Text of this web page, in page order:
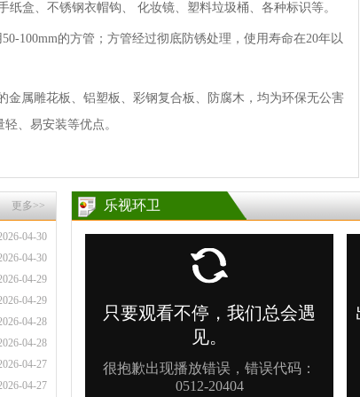
纸盒、不锈钢衣帽钩、 化妆镜、塑料垃圾桶、各种标识等。
100mm的方管；方管经过彻底防锈处理，使用寿命在20年以
金属雕花板、铝塑板、彩钢复合板、防腐木，均为环保无公害
、易安装等优点。
更多>>
04-30
04-30
04-29
04-29
04-28
04-28
04-27
04-27
乐视环卫